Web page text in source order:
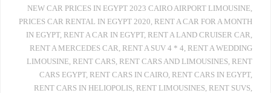
NEW CAR PRICES IN EGYPT 2023 CAIRO AIRPORT LIMOUSINE,
PRICES CAR RENTAL IN EGYPT 2020, RENT A CAR FOR A MONTH
IN EGYPT, RENT A CAR IN EGYPT, RENT A LAND CRUISER CAR,
RENT A MERCEDES CAR, RENT A SUV 4 * 4, RENT A WEDDING
LIMOUSINE, RENT CARS, RENT CARS AND LIMOUSINES, RENT
CARS EGYPT, RENT CARS IN CAIRO, RENT CARS IN EGYPT,
RENT CARS IN HELIOPOLIS, RENT LIMOUSINES, RENT SUVS,